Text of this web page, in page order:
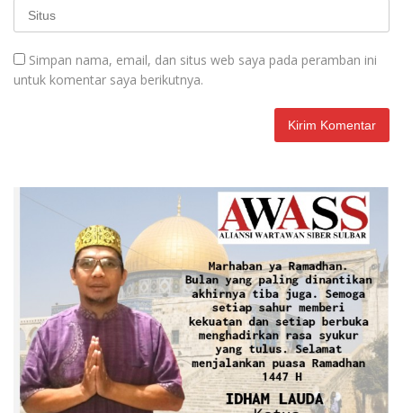
Simpan nama, email, dan situs web saya pada peramban ini
untuk komentar saya berikutnya.